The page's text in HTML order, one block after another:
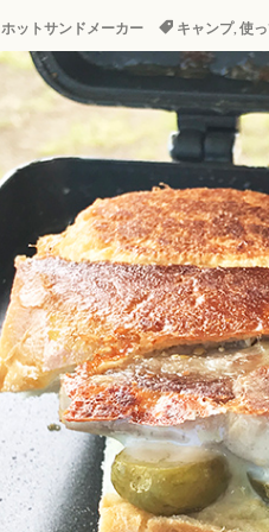
ホットサンドメーカー キャンプ, 使